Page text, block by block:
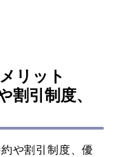
リット
引制度、
や割引制度、優